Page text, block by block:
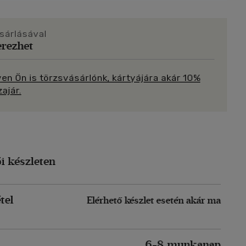
Ön is törzsvásárlónk, kártyájára akár 10%
készleten
Elérhető készlet esetén akár ma